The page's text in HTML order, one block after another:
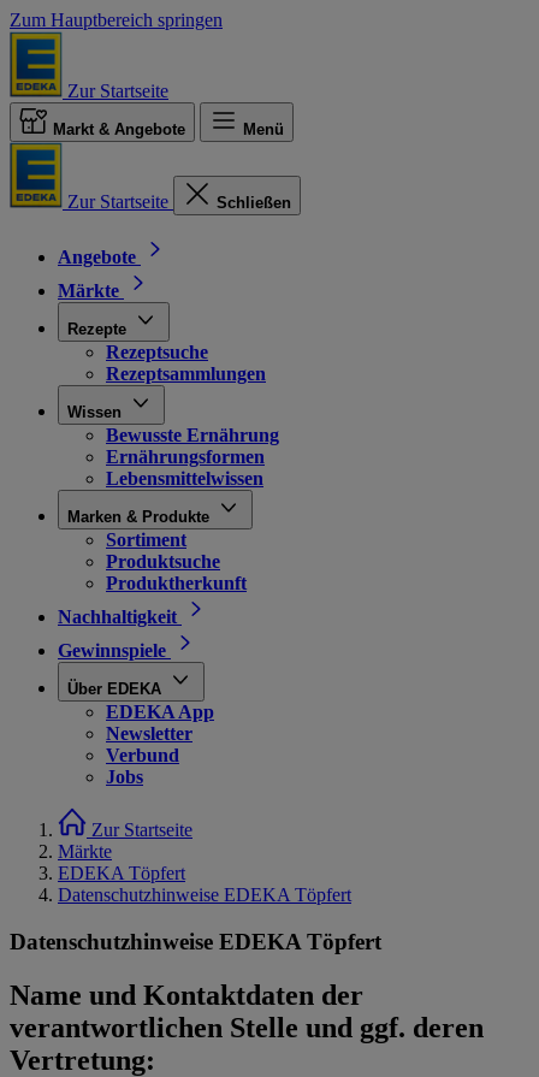
Zum Hauptbereich springen
Zur Startseite
Markt & Angebote Menü
Zur Startseite Schließen
Angebote
Märkte
Rezepte
Rezeptsuche
Rezeptsammlungen
Wissen
Bewusste Ernährung
Ernährungsformen
Lebensmittelwissen
Marken & Produkte
Sortiment
Produktsuche
Produktherkunft
Nachhaltigkeit
Gewinnspiele
Über EDEKA
EDEKA App
Newsletter
Verbund
Jobs
Zur Startseite
Märkte
EDEKA Töpfert
Datenschutzhinweise EDEKA Töpfert
Datenschutzhinweise EDEKA Töpfert
Name und Kontaktdaten der
verantwortlichen Stelle und ggf. deren
Vertretung: